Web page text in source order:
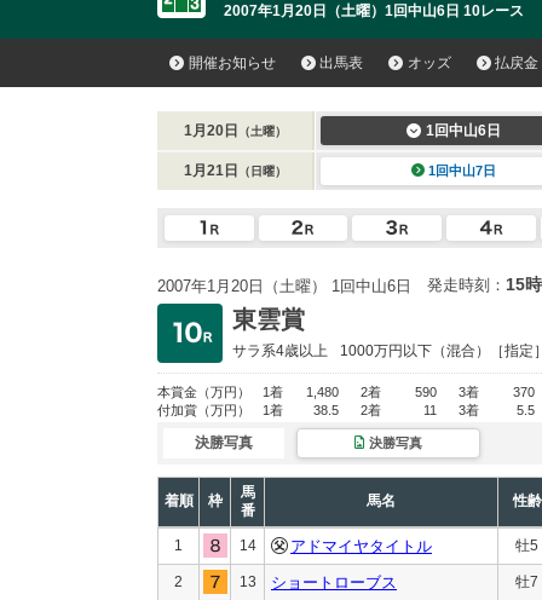
2007年1月20日（土曜）1回中山6日 10レース
開催お知らせ 出馬表 オッズ 払戻金
1月20日 （土曜） 1回中山6日
1月21日 （日曜） 1回中山7日
2007年1月20日（土曜） 1回中山6日 発走時刻： 15
東雲賞
サラ系4歳以上 1000万円以下 （混合）［指定
本賞金 （万円） 1着 1,480 2着 590 3着
370
付加賞 （万円） 1着 38.5 2着 11 3着 5.5
決勝写真 決勝写真
着順 枠
馬
番
馬名 性齢
1 14 アドマイヤタイトル 牡5
2 13 ショートローブス 牡7